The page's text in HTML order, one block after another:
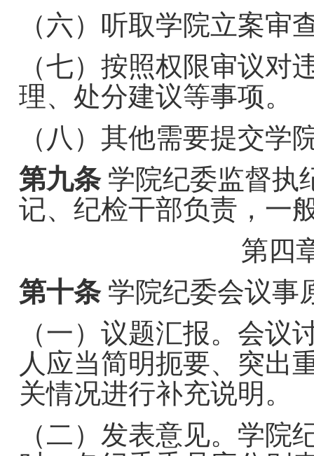
（六）听取学院立案审
（七）按照权限审议对
理、处分建议等事项。
（八）其他需要提交学
第九条 学院纪委监督执
记、纪检干部负责，一
第四
第十条 学院纪委会议事
（一）议题汇报。会议
人应当简明扼要、突出
关情况进行补充说明。
（二）发表意见。学院